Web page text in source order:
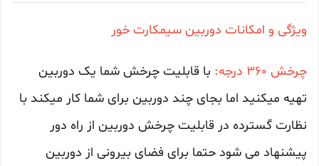
ویژگی و امکانات دوربین سیمکارت خور
چرخش 360 درجه:
با قابلیت چرخش شما یک دوربین
تهیه میکنید اما بجای چند دوربین برای شما کار میکند با
نظارت گسترده در قابلیت چرخش دوربین از راه دور
پیشنهاد می شود حتما برای فضای بیرونی از دوربین